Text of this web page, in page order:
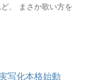
、 まさか歌い方を
写化本格始動